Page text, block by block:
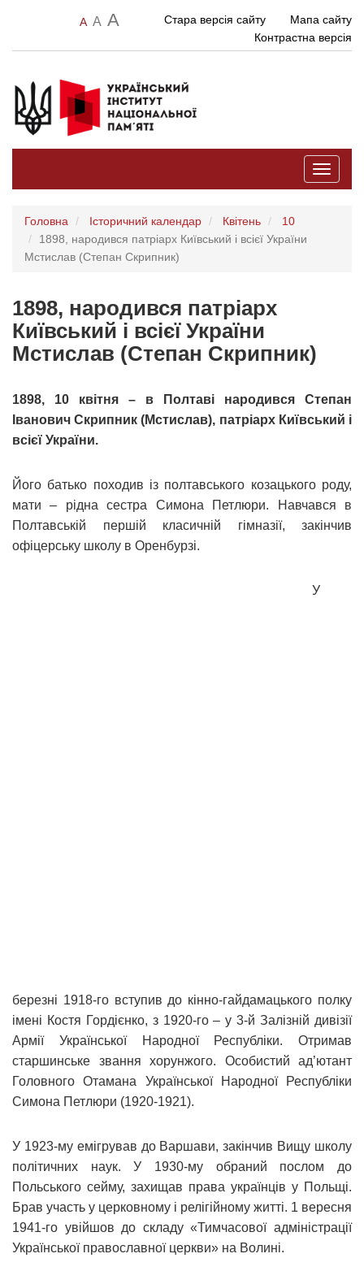
A A A Стара версія сайту
Мапа сайту
Контрастна версія
Toggle
Головна Історичний календар Квітень
10
1898, народився патріарх Київський і всієї України
Мстислав (Степан Скрипник)
1898, народився патріарх
Київський і всієї України
Мстислав (Степан Скрипник)
1898, 10 квітня – в Полтаві народився Степан
Іванович Скрипник (Мстислав), патріарх Київський і
всієї України.
Його батько походив із полтавського козацького роду,
мати – рідна сестра Симона Петлюри. Навчався в
Полтавській першій класичній гімназії, закінчив
офіцерську школу в Оренбурзі.
У
березні 1918-го вступив до кінно-гайдамацького полку
імені Костя Гордієнко, з 1920-го – у 3-й Залізній дивізії
Армії Української Народної Республіки. Отримав
старшинське звання хорунжого. Особистий ад’ютант
Головного Отамана Української Народної Республіки
Симона Петлюри (1920-1921).
У 1923-му емігрував до Варшави, закінчив Вищу школу
політичних наук. У 1930-му обраний послом до
Польського сейму, захищав права українців у Польщі.
Брав участь у церковному і релігійному житті. 1 вересня
1941-го увійшов до складу «Тимчасової адміністрації
Української православної церкви» на Волині.